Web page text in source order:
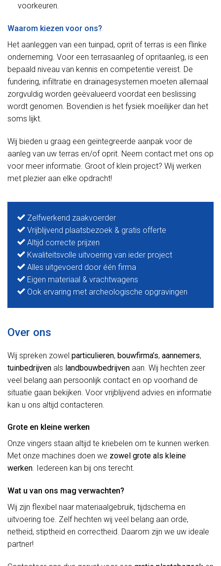
voorkeuren.
Waarom kiezen voor ons?
Het aanleggen van een tuinpad, oprit of terras is een flinke
onderneming. Voor een terrasaanleg of opritaanleg, is een
bepaald niveau van kennis en competentie vereist. De
fundering, infiltratie en drainagesystemen moeten allemaal
zorgvuldig worden geëvalueerd voordat een beslissing
wordt genomen. Bovendien is het fysiek moeilijker dan het
soms lijkt.
Wij bieden u graag een geïntegreerde aanpak voor de
aanleg van uw terras en/of oprit. Neem contact met ons op
voor meer informatie. Groot of klein project? Wij werken
met plezier aan elke opdracht!
Zelfwerkend zaakvoerder
Vrijblijvend plaatsbezoek & gratis offerte
Altijd correcte prijzen
Kwaliteitsvolle uitvoering van ieder project
Alles uitgevoerd door één firma
Eigen materiaal & vrachtwagens
Ook ervaring met archeologische opgravingen
Over ons
Wij spreken zowel particulieren, bouwfirma’s, aannemers,
tuinbedrijven als landbouwbedrijven aan. Wij hechten zeer
veel belang aan persoonlijk contact en op voorhand de
situatie gaan bekijken. Voor vrijblijvend advies en informatie
kan u ons altijd contacteren.
Grote en kleine werken
Onze vingers staan altijd te kriebelen om te kunnen werken.
Met onze machines doen we zowel grote als kleine
werken. Iedereen kan bij ons terecht.
Wat u van ons mag verwachten?
Wij zijn flexibel naar materiaalgebruik, tijdschema en
uitvoering toe. Zelf hechten wij veel belang aan orde,
netheid, stiptheid en correctheid. Daarom zijn we uw ideale
partner!